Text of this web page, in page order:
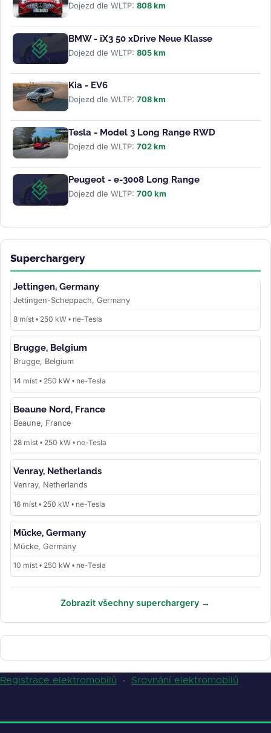
Dojezd dle WLTP: 808 km
BMW - iX3 50 xDrive Neue Klasse
Dojezd dle WLTP: 805 km
Kia - EV6
Dojezd dle WLTP: 708 km
Tesla - Model 3 Long Range RWD
Dojezd dle WLTP: 702 km
Peugeot - e-3008 Long Range
Dojezd dle WLTP: 700 km
Superchargery
Jettingen, Germany
Jettingen-Scheppach, Germany
8 míst • 250 kW • ne-Tesla
Brugge, Belgium
Brugge, Belgium
14 míst • 250 kW • ne-Tesla
Beaune Nord, France
Beaune, France
28 míst • 250 kW • ne-Tesla
Venray, Netherlands
Venray, Netherlands
16 míst • 250 kW • ne-Tesla
Mücke, Germany
Mücke, Germany
10 míst • 250 kW • ne-Tesla
Zobrazit všechny superchargery →
Registrace elektromobilů · Srovnání elektromobilů